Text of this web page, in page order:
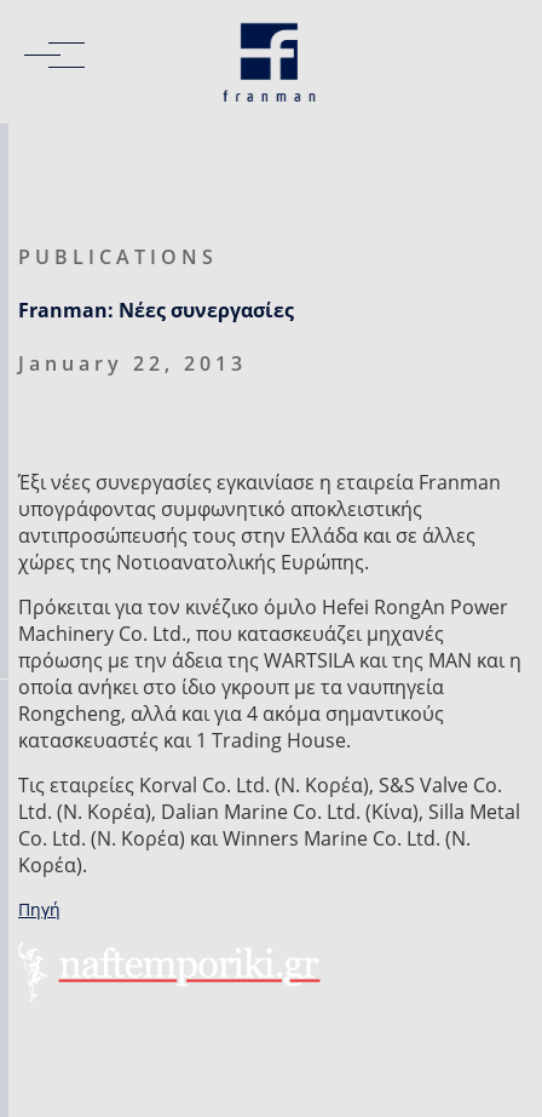
PUBLICATIONS
Franman: Νέες συνεργασίες
January 22, 2013
Έξι νέες συνεργασίες εγκαινίασε η εταιρεία Franman
υπογράφοντας συμφωνητικό αποκλειστικής
αντιπροσώπευσής τους στην Ελλάδα και σε άλλες
χώρες της Νοτιοανατολικής Ευρώπης.
Πρόκειται για τον κινέζικο όμιλο Hefei RongAn Power
Machinery Co. Ltd., που κατασκευάζει μηχανές
πρόωσης με την άδεια της WARTSILA και της MAN και η
οποία ανήκει στο ίδιο γκρουπ με τα ναυπηγεία
Rongcheng, αλλά και για 4 ακόμα σημαντικούς
κατασκευαστές και 1 Trading House.
Τις εταιρείες Korval Co. Ltd. (Ν. Κορέα), S&S Valve Co.
Ltd. (Ν. Κορέα), Dalian Marine Co. Ltd. (Κίνα), Silla Metal
Co. Ltd. (Ν. Κορέα) και Winners Marine Co. Ltd. (Ν.
Κορέα).
Πηγή